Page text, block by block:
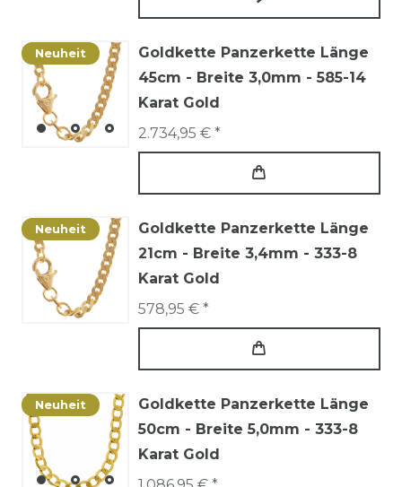
Neuheit
Goldkette Panzerkette Länge
45cm - Breite 3,0mm - 585-14
Karat Gold
2.734,95 € *
Neuheit
Goldkette Panzerkette Länge
21cm - Breite 3,4mm - 333-8
Karat Gold
578,95 € *
Neuheit
Goldkette Panzerkette Länge
50cm - Breite 5,0mm - 333-8
Karat Gold